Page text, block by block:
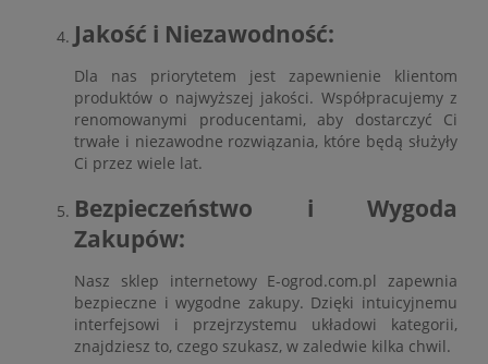
Jakość i Niezawodność:
Dla nas priorytetem jest zapewnienie klientom
produktów o najwyższej jakości. Współpracujemy z
renomowanymi producentami, aby dostarczyć Ci
trwałe i niezawodne rozwiązania, które będą służyły
Ci przez wiele lat.
Bezpieczeństwo i Wygoda
Zakupów:
Nasz sklep internetowy E-ogrod.com.pl zapewnia
bezpieczne i wygodne zakupy. Dzięki intuicyjnemu
interfejsowi i przejrzystemu układowi kategorii,
znajdziesz to, czego szukasz, w zaledwie kilka chwil.